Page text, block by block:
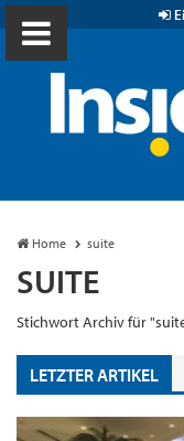
Home suite
SUITE
Stichwort Archiv für
LETZTER ARTIKEL